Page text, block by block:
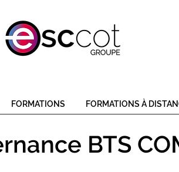
FORMATIONS FORMATIONS À
BTS